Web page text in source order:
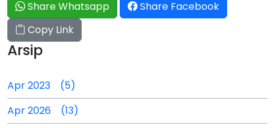
Share Whatsapp
Share Facebook
Copy Link
Arsip
Apr 2023 (5)
Apr 2026 (13)